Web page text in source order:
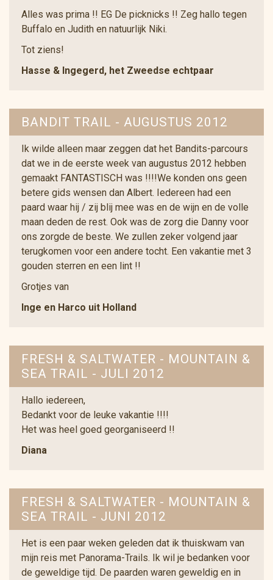
Alles was prima !! EG De picknicks !! Zeg hallo tegen
Buffalo en Judith en natuurlijk Niki.
Tot ziens!
Hasse & Ingegerd, het Zweedse echtpaar
BANDIT TRAIL - AUGUSTUS 2012
Ik wilde alleen maar zeggen dat het Bandits-parcours
dat we in de eerste week van augustus 2012 hebben
gemaakt FANTASTISCH was !!!!We konden ons geen
betere gids wensen dan Albert. Iedereen had een
paard waar hij / zij blij mee was en de wijn en de volle
maan deden de rest. Ook was de zorg die Danny voor
ons zorgde de beste. We zullen zeker volgend jaar
terugkomen voor een andere tocht. Een vakantie met 3
gouden sterren en een lint !!
Grotjes van
Inge en Harco uit Holland
FRESH & SALTWATER - MOUNTAIN &
SEA TRAIL - JULI 2012
Hallo iedereen,
Bedankt voor de leuke vakantie !!!!
Het was heel goed georganiseerd !!
Diana
FRESH & SALTWATER - MOUNTAIN &
SEA TRAIL - JUNI 2012
Het is een paar weken geleden dat ik thuiskwam van
mijn reis met Panorama-Trails. Ik wil je bedanken voor
de geweldige tijd. De paarden waren geweldig en in